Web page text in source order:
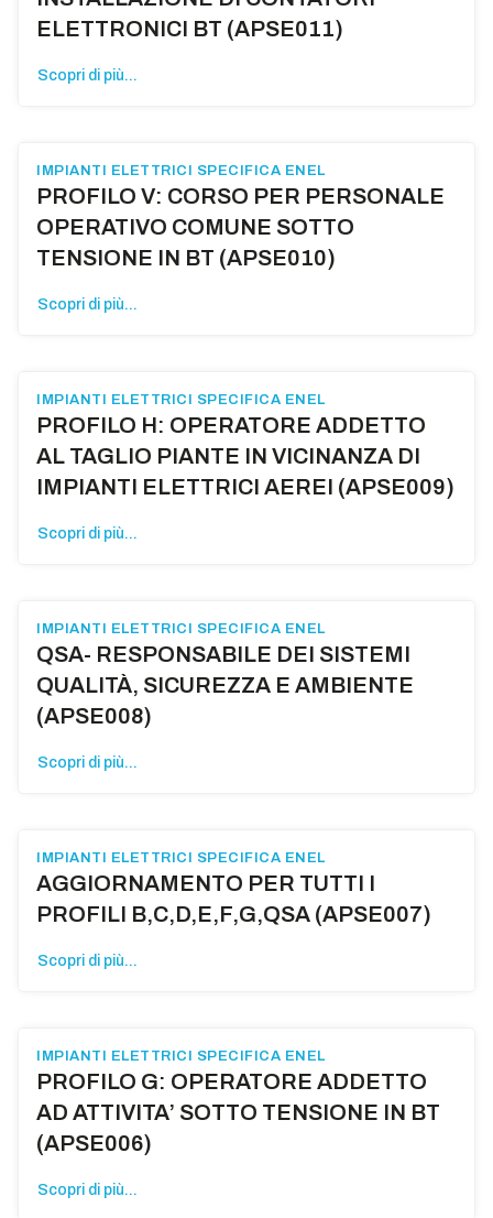
ELETTRONICI BT (APSE011)
Scopri di più...
IMPIANTI ELETTRICI SPECIFICA ENEL
PROFILO V: CORSO PER PERSONALE
OPERATIVO COMUNE SOTTO
TENSIONE IN BT (APSE010)
Scopri di più...
IMPIANTI ELETTRICI SPECIFICA ENEL
PROFILO H: OPERATORE ADDETTO
AL TAGLIO PIANTE IN VICINANZA DI
IMPIANTI ELETTRICI AEREI (APSE009)
Scopri di più...
IMPIANTI ELETTRICI SPECIFICA ENEL
QSA- RESPONSABILE DEI SISTEMI
QUALITÀ, SICUREZZA E AMBIENTE
(APSE008)
Scopri di più...
IMPIANTI ELETTRICI SPECIFICA ENEL
AGGIORNAMENTO PER TUTTI I
PROFILI B,C,D,E,F,G,QSA (APSE007)
Scopri di più...
IMPIANTI ELETTRICI SPECIFICA ENEL
PROFILO G: OPERATORE ADDETTO
AD ATTIVITA’ SOTTO TENSIONE IN BT
(APSE006)
Scopri di più...